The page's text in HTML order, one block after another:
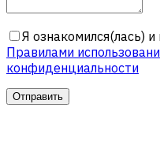
Я ознакомился(лась)
Правилами
конфиденциальности
Отправить